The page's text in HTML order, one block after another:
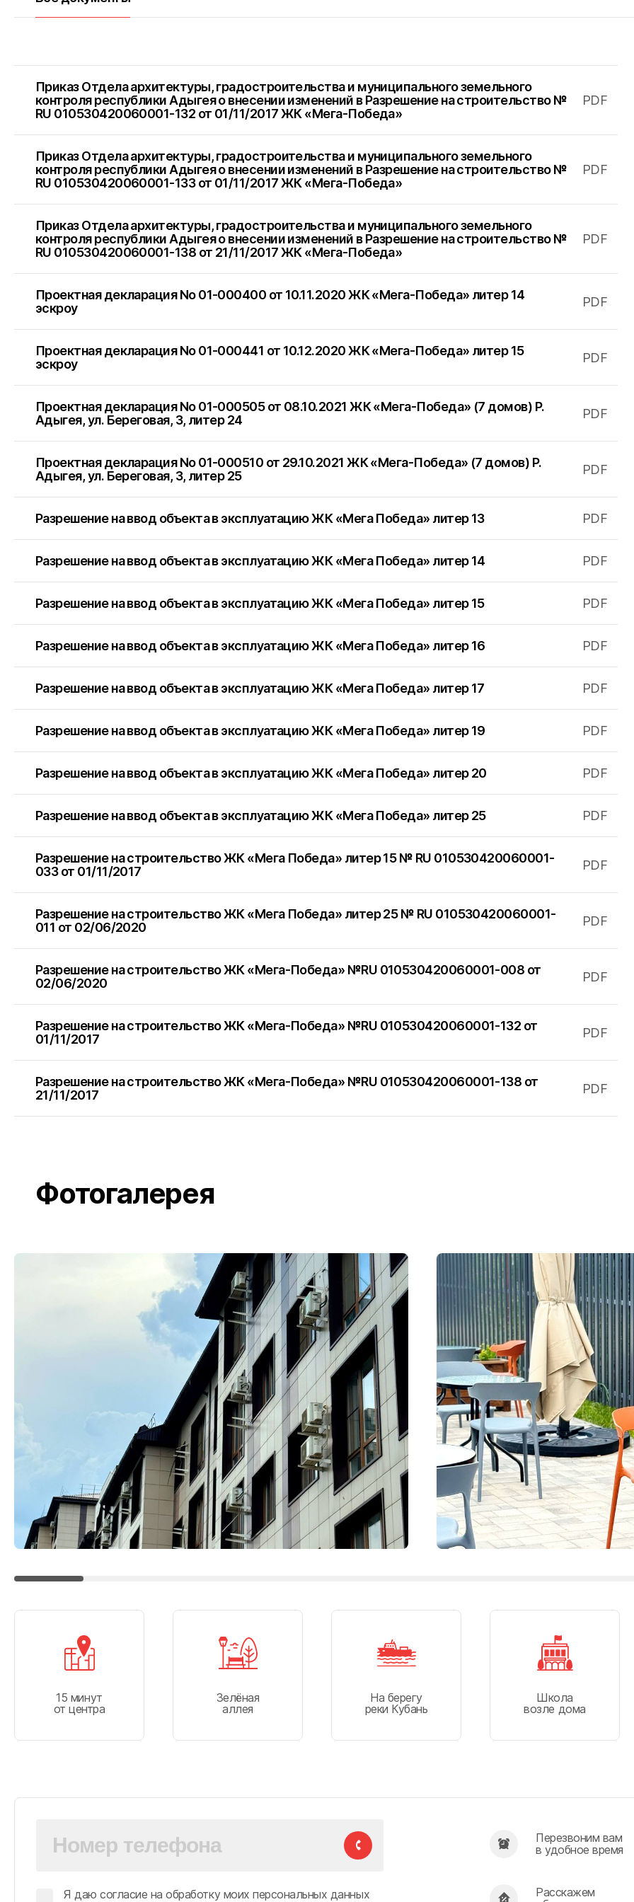
ПОКАЗАТЬ КОНТАКТЫ ПОКАЗАТЬ ВСЕ
Приказ Отдела архитектуры, градостроительства и муниципального земельного
контроля республики Адыгея о внесении изменений в Разрешение на строительство №
RU 010530420060001-132 от 01/11/2017 ЖК «Мега-Победа»
PDF
Приказ Отдела архитектуры, градостроительства и муниципального земельного
контроля республики Адыгея о внесении изменений в Разрешение на строительство №
RU 010530420060001-133 от 01/11/2017 ЖК «Мега-Победа»
PDF
Приказ Отдела архитектуры, градостроительства и муниципального земельного
контроля республики Адыгея о внесении изменений в Разрешение на строительство №
RU 010530420060001-138 от 21/11/2017 ЖК «Мега-Победа»
PDF
Проектная декларация No 01-000400 от 10.11.2020 ЖК «Мега-Победа» литер 14
эскроу
PDF
Проектная декларация No 01-000441 от 10.12.2020 ЖК «Мега-Победа» литер 15
эскроу
PDF
Проектная декларация No 01-000505 от 08.10.2021 ЖК «Мега-Победа» (7 домов) Р.
Адыгея, ул. Береговая, 3, литер 24
PDF
Проектная декларация No 01-000510 от 29.10.2021 ЖК «Мега-Победа» (7 домов) Р.
Адыгея, ул. Береговая, 3, литер 25
PDF
Разрешение на ввод объекта в эксплуатацию ЖК «Мега Победа» литер 13 PDF
Разрешение на ввод объекта в эксплуатацию ЖК «Мега Победа» литер 14 PDF
Разрешение на ввод объекта в эксплуатацию ЖК «Мега Победа» литер 15 PDF
Разрешение на ввод объекта в эксплуатацию ЖК «Мега Победа» литер 16 PDF
Разрешение на ввод объекта в эксплуатацию ЖК «Мега Победа» литер 17 PDF
Разрешение на ввод объекта в эксплуатацию ЖК «Мега Победа» литер 19 PDF
Разрешение на ввод объекта в эксплуатацию ЖК «Мега Победа» литер 20 PDF
Разрешение на ввод объекта в эксплуатацию ЖК «Мега Победа» литер 25 PDF
Разрешение на строительство ЖК «Мега Победа» литер 15 № RU 010530420060001-
033 от 01/11/2017
PDF
Разрешение на строительство ЖК «Мега Победа» литер 25 № RU 010530420060001-
011 от 02/06/2020
PDF
Разрешение на строительство ЖК «Мега-Победа» №RU 010530420060001-008 от
02/06/2020
PDF
Разрешение на строительство ЖК «Мега-Победа» №RU 010530420060001-132 от
01/11/2017
PDF
Разрешение на строительство ЖК «Мега-Победа» №RU 010530420060001-138 от
21/11/2017
PDF
Фотогалерея
15 минут
от центра
Зелёная
аллея
На берегу
реки Кубань
Школа
возле дома
Перезвоним вам
в удобное время
Расскажем
Я даю согласие на обработку моих персональных данных